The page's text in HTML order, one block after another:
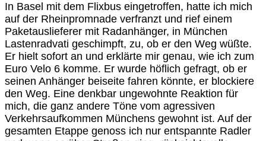
In Basel mit dem Flixbus eingetroffen, hatte ich mich
auf der Rheinpromnade verfranzt und rief einem
Paketauslieferer mit Radanhänger, in München
Lastenradvati geschimpft, zu, ob er den Weg wüßte.
Er hielt sofort an und erklärte mir genau, wie ich zum
Euro Velo 6 komme. Er wurde höflich gefragt, ob er
seinen Anhänger beiseite fahren könnte, er blockiere
den Weg. Eine denkbar ungewohnte Reaktion für
mich, die ganz andere Töne vom agressiven
Verkehrsaufkommen Münchens gewohnt ist. Auf der
gesamten Etappe genoss ich nur entspannte Radler